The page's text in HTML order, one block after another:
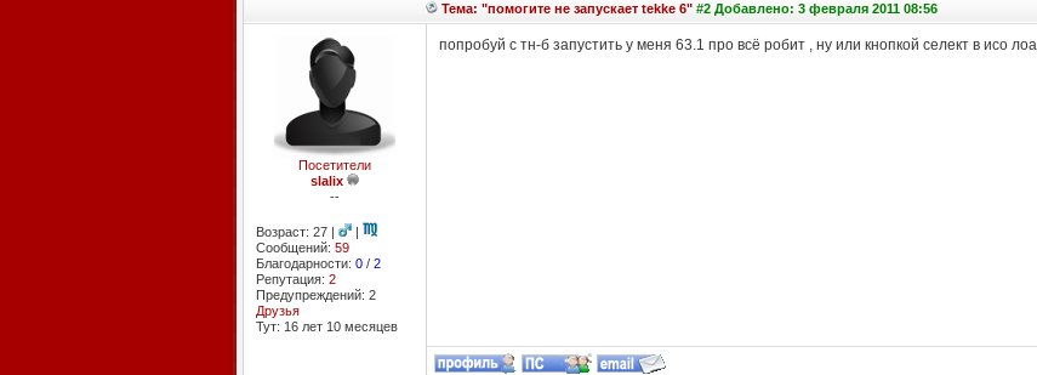
Тема: "помогите не запускает tekke 6"#2 Добавлено: 3 февраля 2011 08:56
Посетители
slalix
--
Возраст: 27 |
|
Сообщений: 59
Благодарности: 0/ 2
Репутация: 2
Предупреждений: 2
Друзья
Тут: 16 лет 10 месяцев
попробуй с тн-б запустить у меня 63.1 про всё робит , ну или кнопкой селект в исо